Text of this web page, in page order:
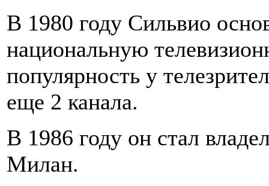
В 1980 году Сильвио
национальную
популярность у
еще 2 канала.
В 1986 году он стал
Милан.